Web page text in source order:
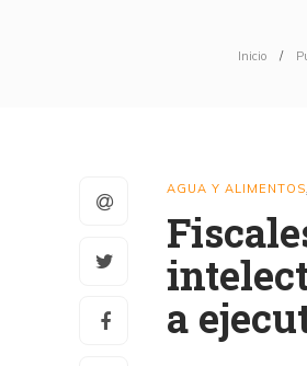
Inicio
AGUA Y ALIMENTOS
a